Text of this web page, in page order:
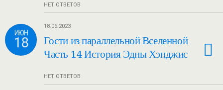
НЕТ ОТВЕТОВ
ИЮН
18
18.06.2023
Гости из параллельной Вселенной
Часть 14 История Эдны Хэнджис
НЕТ ОТВЕТОВ